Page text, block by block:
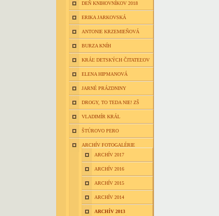
DEŇ KNIHOVNÍKOV 2018
ERIKA JARKOVSKÁ
ANTONIE KRZEMIEŇOVÁ
BURZA KNÍH
KRÁĽ DETSKÝCH ČITATEĽOV
ELENA HIPMANOVÁ
JARNÉ PRÁZDNINY
DROGY, TO TEDA NIE! ZŠ
VLADIMÍR KRÁL
ŠTÚROVO PERO
ARCHÍV FOTOGALÉRIE
ARCHÍV 2017
ARCHÍV 2016
ARCHÍV 2015
ARCHÍV 2014
ARCHÍV 2013